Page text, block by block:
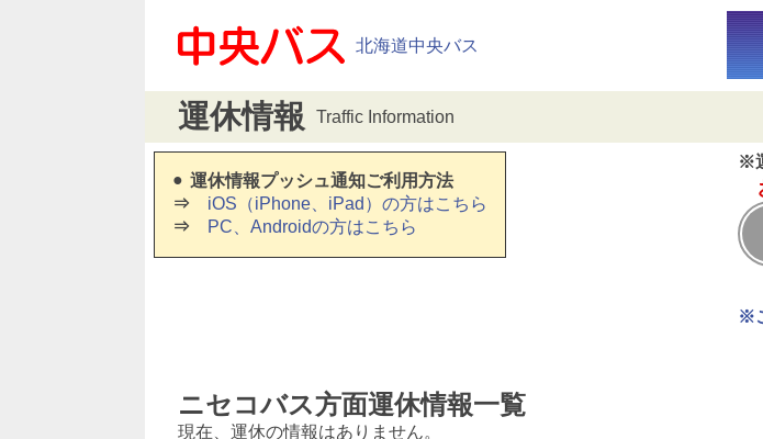
北海道中央バス
運休情報 Traffic Information
運休情報プッシュ通知ご利用方法
iOS（iPhone、iPad）の方はこちら
PC、Androidの方はこちら
※
※
ニセコバス方面運休情報一覧
現在、運休の情報はありません。